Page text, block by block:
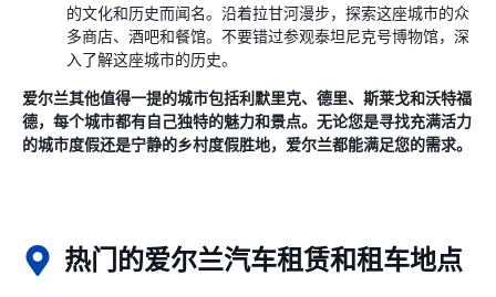
的文化和历史而闻名。沿着拉甘河漫步，探索这座城市的众
多商店、酒吧和餐馆。不要错过参观泰坦尼克号博物馆，深
入了解这座城市的历史。
爱尔兰其他值得一提的城市包括利默里克、德里、斯莱戈和沃特福
德，每个城市都有自己独特的魅力和景点。无论您是寻找充满活力
的城市度假还是宁静的乡村度假胜地，爱尔兰都能满足您的需求。
热门的爱尔兰汽车租赁和租车地点